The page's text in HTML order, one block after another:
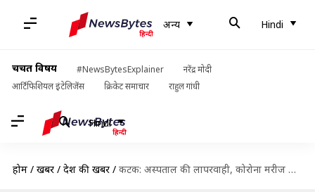
अन्य Hindi
चर्चित विषय #NewsBytesExplainer
नरेंद्र मोदी
आर्टिफिशियल इंटेलिजेंस
क्रिकेट समाचार राहुल गांधी
Hindi
होम / खबरें / देश की खबरें / कटक: अस्पताल की लापरवाही, कोरोना मरीज की मौत के 18 दिन बाद मिली परिजनों को सूचना